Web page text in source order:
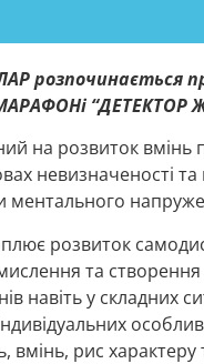
розпочинається
“ДЕТЕКТОР
на розвиток вмінь
невизначеності та
ментального
розвиток
та
навіть у складних
вмінь, рис характеру